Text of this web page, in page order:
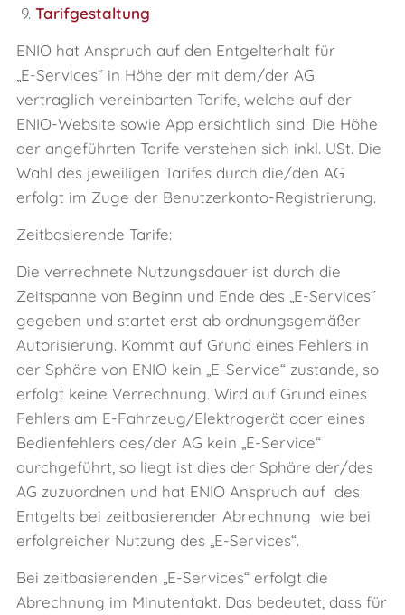
9. Tarifgestaltung
ENIO hat Anspruch auf den Entgelterhalt für
„E‑Services“ in Höhe der mit dem/der AG
vertraglich vereinbarten Tarife, welche auf der
ENIO-Website sowie App ersichtlich sind. Die Höhe
der angeführten Tarife verstehen sich inkl. USt. Die
Wahl des jeweiligen Tarifes durch die/den AG
erfolgt im Zuge der Benutzerkonto-Registrierung.
Zeitbasierende Tarife:
Die verrechnete Nutzungsdauer ist durch die
Zeitspanne von Beginn und Ende des „E‑Services“
gegeben und startet erst ab ordnungsgemäßer
Autorisierung. Kommt auf Grund eines Fehlers in
der Sphäre von ENIO kein „E‑Service“ zustande, so
erfolgt keine Verrechnung. Wird auf Grund eines
Fehlers am E‑Fahrzeug/Elektrogerät oder eines
Bedienfehlers des/der AG kein „E‑Service“
durchgeführt, so liegt ist dies der Sphäre der/des
AG zuzuordnen und hat ENIO Anspruch auf des
Entgelts bei zeitbasierender Abrechnung wie bei
erfolgreicher Nutzung des „E‑Services“.
Bei zeitbasierenden „E‑Services“ erfolgt die
Abrechnung im Minutentakt. Das bedeutet, dass für